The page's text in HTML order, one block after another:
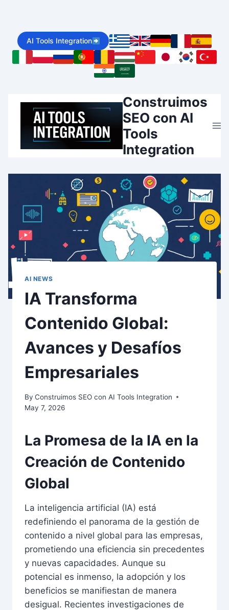
content
AI Tools Integration
Construimos
SEO con AI
Tools
Integration
AI NEWS
IA Transforma
Contenido Global:
Avances y Desafíos
Empresariales
By Construimos SEO con AI Tools Integration
May 7, 2026
La Promesa de la IA en la
Creación de Contenido
Global
La inteligencia artificial (IA) está
redefiniendo el panorama de la gestión de
contenido a nivel global para las empresas,
prometiendo una eficiencia sin precedentes
y nuevas capacidades. Aunque su
potencial es inmenso, la adopción y los
beneficios se manifiestan de manera
desigual. Recientes investigaciones de